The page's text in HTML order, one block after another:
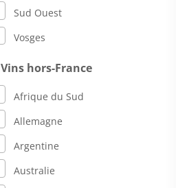
Sud Ouest
Vosges
Vins hors-France
Afrique du Sud
Allemagne
Argentine
Australie